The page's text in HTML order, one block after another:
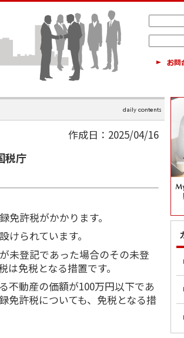
作成日：2025/04/16
税庁
許税がかかります。
られています。
未登記であった場合のその未登
免税となる措置です。
不動産の価額が100万円以下であ
免許税についても、免税となる措